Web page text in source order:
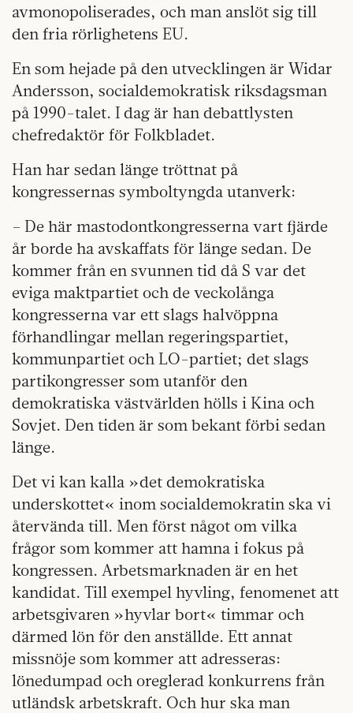
avmonopoliserades, och man anslöt sig till
den fria rörlighetens EU.
En som hejade på den utvecklingen är Widar
Andersson, socialdemokratisk riksdagsman
på 1990-talet. I dag är han debattlysten
chefredaktör för Folkbladet.
Han har sedan länge tröttnat på
kongressernas symboltyngda utanverk:
– De här mastodontkongresserna vart fjärde
år borde ha avskaffats för länge sedan. De
kommer från en svunnen tid då S var det
eviga maktpartiet och de veckolånga
kongresserna var ett slags halvöppna
förhandlingar mellan regeringspartiet,
kommunpartiet och LO-partiet; det slags
partikongresser som utanför den
demokratiska västvärlden hölls i Kina och
Sovjet. Den tiden är som bekant förbi sedan
länge.
Det vi kan kalla »det demokratiska
underskottet« inom socialdemokratin ska vi
återvända till. Men först något om vilka
frågor som kommer att hamna i fokus på
kongressen. Arbetsmarknaden är en het
kandidat. Till exempel hyvling, fenomenet att
arbetsgivaren »hyvlar bort« timmar och
därmed lön för den anställde. Ett annat
missnöje som kommer att adresseras:
lönedumpad och oreglerad konkurrens från
utländsk arbetskraft. Och hur ska man